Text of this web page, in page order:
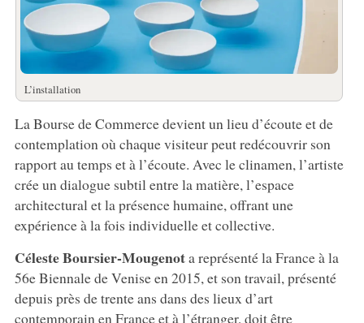
L’installation
La Bourse de Commerce devient un lieu d’écoute et de
contemplation où chaque visiteur peut redécouvrir son
rapport au temps et à l’écoute. Avec le clinamen, l’artiste
crée un dialogue subtil entre la matière, l’espace
architectural et la présence humaine, offrant une
expérience à la fois individuelle et collective.
Céleste Boursier-Mougenota représenté la France à la
56e Biennale de Venise en 2015, et son travail, présenté
depuis près de trente ans dans des lieux d’art
contemporain en France et à l’étranger, doit être